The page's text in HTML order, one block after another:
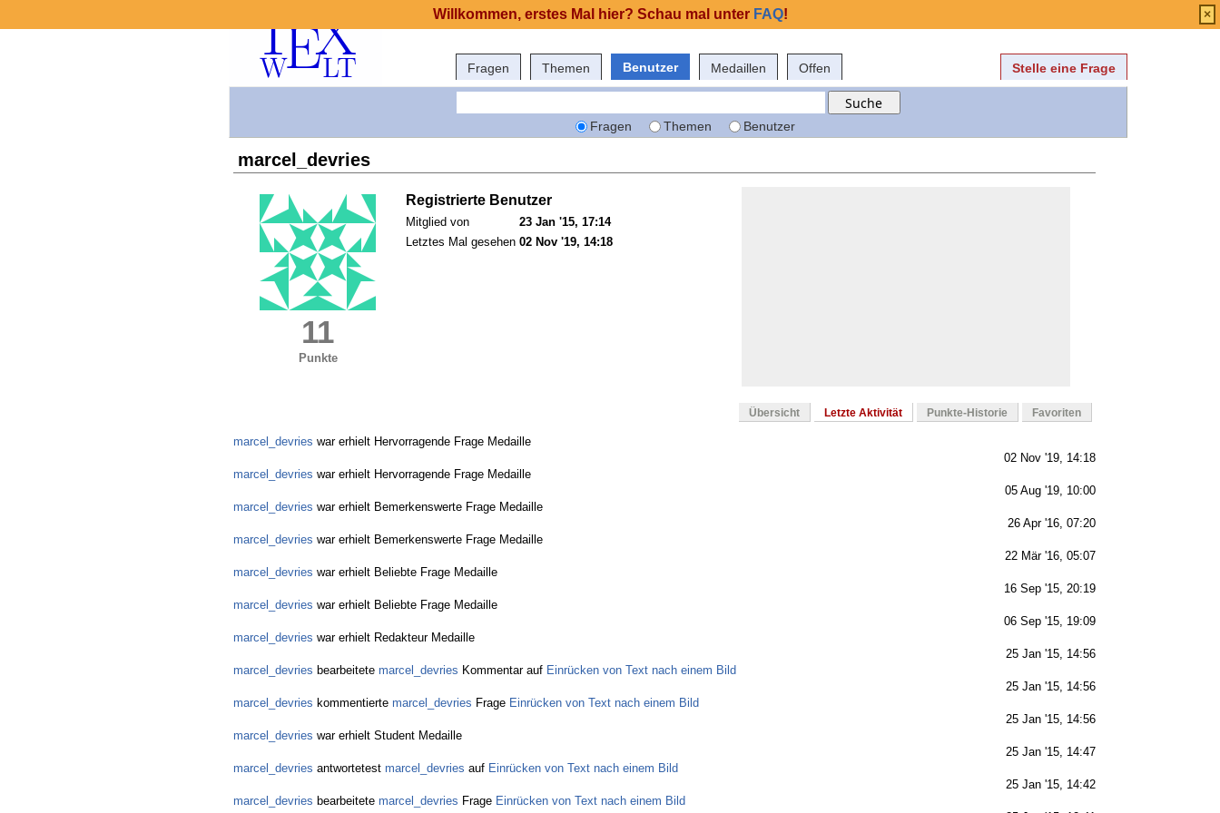
Fragen Themen Benutzer Medaillen Offen Stelle eine Frage
Fragen Themen Benutzer
marcel_devries
11
Punkte
Registrierte Benutzer
Mitglied von
23 Jan '15, 17:14
Letztes Mal gesehen 02 Nov '19, 14:18
Übersicht Letzte Aktivität Punkte-Historie Favoriten
marcel_devries war erhielt Hervorragende Frage Medaille
02 Nov '19, 14:18
marcel_devries war erhielt Hervorragende Frage Medaille
05 Aug '19, 10:00
marcel_devries war erhielt Bemerkenswerte Frage Medaille
26 Apr '16, 07:20
marcel_devries war erhielt Bemerkenswerte Frage Medaille
22 Mär '16, 05:07
marcel_devries war erhielt Beliebte Frage Medaille
16 Sep '15, 20:19
marcel_devries war erhielt Beliebte Frage Medaille
06 Sep '15, 19:09
marcel_devries war erhielt Redakteur Medaille
25 Jan '15, 14:56
marcel_devries bearbeitete marcel_devries Kommentar auf Einrücken von Text nach einem Bild
25 Jan '15, 14:56
marcel_devries kommentierte marcel_devries Frage Einrücken von Text nach einem Bild
25 Jan '15, 14:56
marcel_devries war erhielt Student Medaille
25 Jan '15, 14:47
marcel_devries antwortetest marcel_devries auf Einrücken von Text nach einem Bild
25 Jan '15, 14:42
marcel_devries bearbeitete marcel_devries Frage Einrücken von Text nach einem Bild
Willkommen, erstes Mal hier? Schau mal unter FAQ! ×